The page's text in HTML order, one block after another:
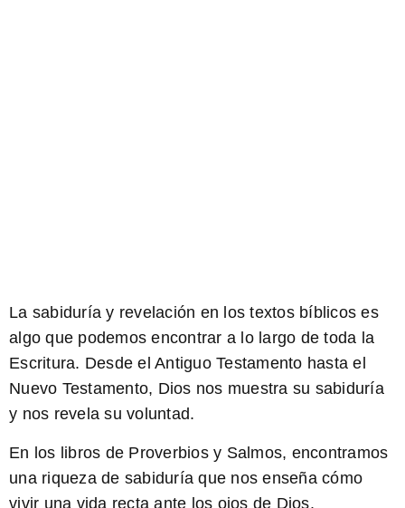
La sabiduría y revelación en los textos bíblicos es
algo que podemos encontrar a lo largo de toda la
Escritura. Desde el Antiguo Testamento hasta el
Nuevo Testamento, Dios nos muestra su sabiduría
y nos revela su voluntad.
En los libros de Proverbios y Salmos, encontramos
una riqueza de sabiduría que nos enseña cómo
vivir una vida recta ante los ojos de Dios.